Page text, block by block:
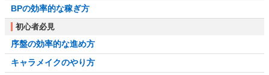
BPの効率的な稼ぎ方
初心者必見
序盤の効率的な進め方
キャラメイクのやり方